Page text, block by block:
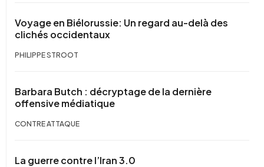
Voyage en Biélorussie: Un regard au-delà des
clichés occidentaux
PHILIPPE STROOT
Barbara Butch : décryptage de la dernière
offensive médiatique
CONTRE ATTAQUE
La guerre contre l’Iran 3.0